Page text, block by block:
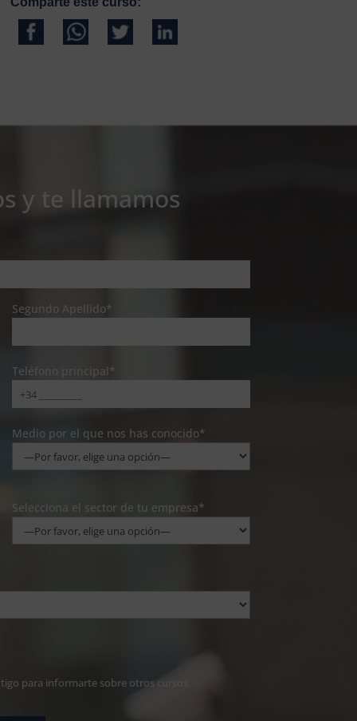
y te llamamos
Segundo Apellido*
Teléfono principal*
Medio por el que nos has conocido*
Selecciona el sector de tu empresa*
para informarte sobre otros cursos.